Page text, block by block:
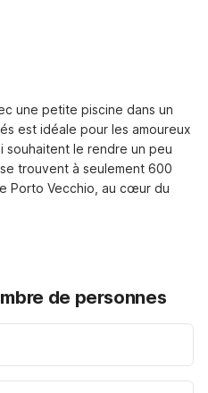
une petite piscine dans un
est idéale pour les amoureux
souhaitent le rendre un peu
trouvent à seulement 600
Porto Vecchio, au cœur du
de personnes